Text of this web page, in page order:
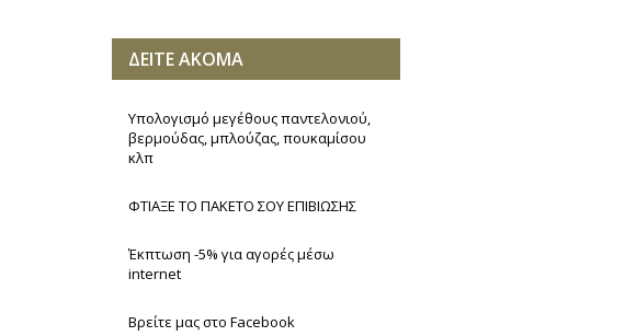
ΔΕΙΤΕ ΑΚΟΜΑ
Υπολογισμό μεγέθους παντελονιού,
βερμούδας, μπλούζας, πουκαμίσου
κλπ
ΦΤΙΑΞΕ ΤΟ ΠΑΚΕΤΟ ΣΟΥ ΕΠΙΒΙΩΣΗΣ
Έκπτωση -5% για αγορές μέσω
internet
Βρείτε μας στο Facebook